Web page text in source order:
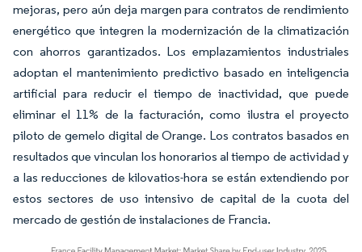
mejoras, pero aún deja margen para contratos de rendimiento
energético que integren la modernización de la climatización
con ahorros garantizados. Los emplazamientos industriales
adoptan el mantenimiento predictivo basado en inteligencia
artificial para reducir el tiempo de inactividad, que puede
eliminar el 11% de la facturación, como ilustra el proyecto
piloto de gemelo digital de Orange. Los contratos basados en
resultados que vinculan los honorarios al tiempo de actividad y
a las reducciones de kilovatios-hora se están extendiendo por
estos sectores de uso intensivo de capital de la cuota del
mercado de gestión de instalaciones de Francia.